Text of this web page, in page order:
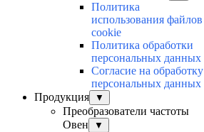
Политика
использования файлов
cookie
Политика обработки
персональных данных
Согласие на обработку
персональных данных
Продукция
▼
Преобразователи частоты
Овен
▼